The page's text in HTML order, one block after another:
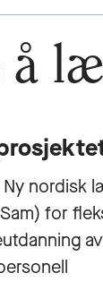
å
Ny nordisk
for